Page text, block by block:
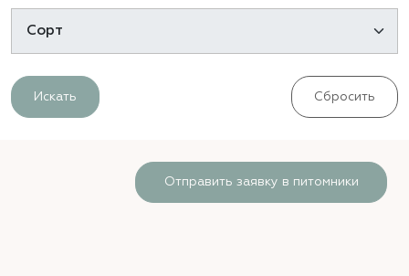
Искать Сбросить
Отправить заявку в питомники